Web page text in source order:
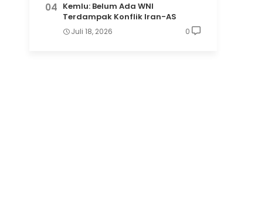
Kemlu: Belum Ada WNI
Terdampak Konflik Iran-AS
Juli 18, 2026 0